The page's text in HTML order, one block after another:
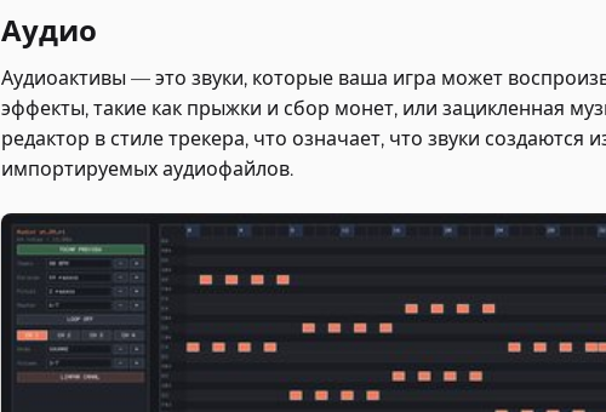
Аудио
Аудиоактивы — это звуки, которые ваша игра может
эффекты, такие как прыжки и сбор монет, или зацикленная
редактор в стиле трекера, что означает, что звуки создаются
импортируемых аудиофайлов.